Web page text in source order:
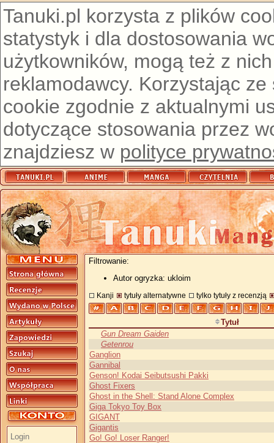
Tanuki.pl korzysta z plików
statystyk i dla dostosowania
użytkowników, mogą też z
reklamodawcy. Korzystając
cookie zgodnie z aktualnymi
dotyczące stosowania przez
znajdziesz w polityce
Filtrowanie:
Autor ogryzka: ukloim
Kanji tytuły alternatywne tylko tytuły z recenzją
Tytuł
Gun Dream Gaiden
Getenrou
Ganglion
Gannibal
Genson! Kodai Seibutsushi Pakki
Ghost Fixers
Ghost in the Shell: Stand Alone Complex
Giga Tokyo Toy Box
GIGANT
Gigantis
Go! Go! Loser Ranger!